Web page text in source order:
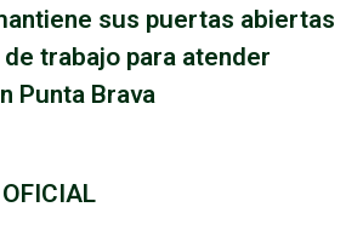
sus puertas abiertas
trabajo para atender
Punta Brava